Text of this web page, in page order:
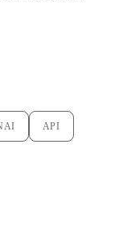
API